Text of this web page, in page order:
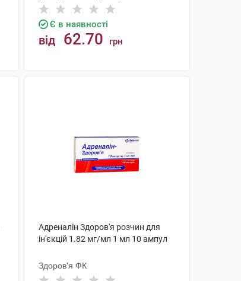
Є в наявності
від 62.70 грн
Адреналін Здоров'я розчин для
ін'єкцій 1.82 мг/мл 1 мл 10 ампул
Здоров'я ФК